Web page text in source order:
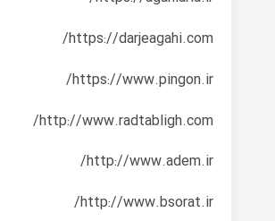
https://darjeagahi.com/
https://www.pingon.ir/
http://www.radtabligh.com/
http://www.adem.ir/
http://www.bsorat.ir/